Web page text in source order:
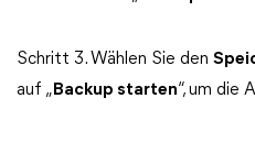
Schritt 3. Wählen Sie den
auf „ Backup starten“, um die